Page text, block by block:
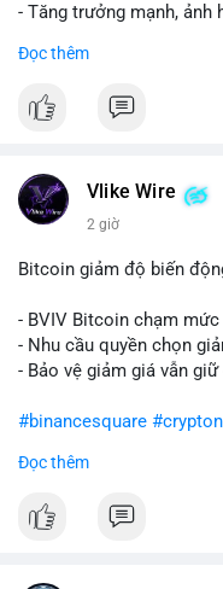
- Tăng trưởng mạnh, ảnh
#binancesquare
$btc
📰 Nguồn: Cointelegraph
Đọc thêm
Vlike Wire
2 giờ
Bitcoin giảm độ biến
- BVIV Bitcoin chạm
- Nhu cầu quyền chọn
- Bảo vệ giảm giá vẫn
#binancesquare
$btc
#vlikevn #titanbot
Đọc thêm